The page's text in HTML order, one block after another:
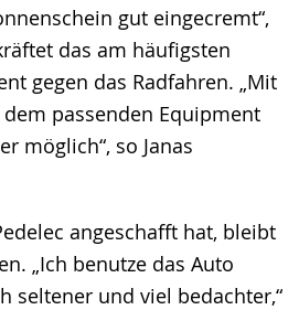
gut eingecremt“,
das am häufigsten
gegen das Radfahren. „Mit
passenden Equipment
möglich“, so Janas
angeschafft hat, bleibt
„Ich benutze das Auto
seltener und viel bedachter,“